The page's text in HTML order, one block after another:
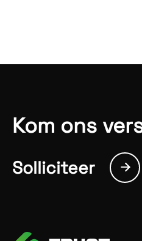
Kom ons
Solliciteer 